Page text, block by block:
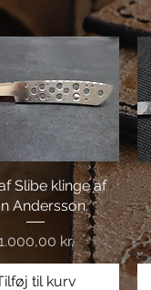
Slibe klinge af
Andersson.
kr.
til kurv